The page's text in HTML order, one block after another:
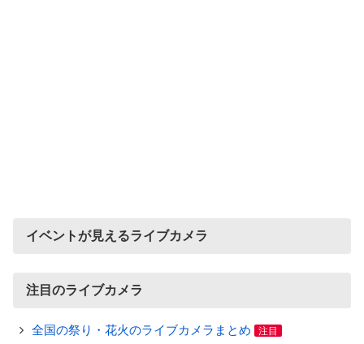
イベントが見えるライブカメラ
注目のライブカメラ
全国の祭り・花火のライブカメラまとめ 注目